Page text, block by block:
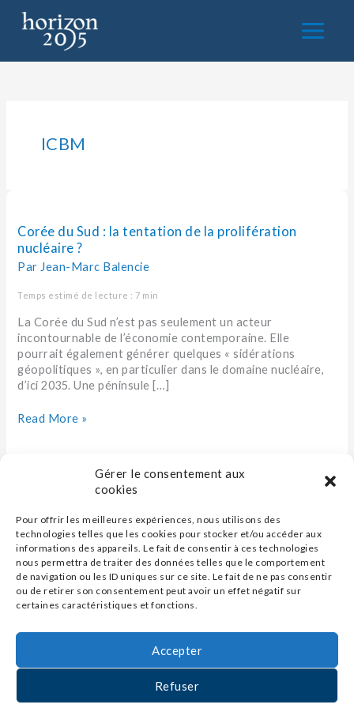
Gérer le consentement aux
cookies
Pour offrir les meilleures expériences, nous utilisons des
technologies telles que les cookies pour stocker et/ou accéder aux
informations des appareils. Le fait de consentir à ces technologies
nous permettra de traiter des données telles que le comportement
de navigation ou les ID uniques sur ce site. Le fait de ne pas consentir
ou de retirer son consentement peut avoir un effet négatif sur
certaines caractéristiques et fonctions.
Accepter
Refuser
contenu
ICBM
Corée du Sud : la tentation de la prolifération
nucléaire ?
Par Jean-Marc Balencie
Temps estimé de lecture : 7 min
La Corée du Sud n’est pas seulement un acteur
incontournable de l’économie contemporaine. Elle
pourrait également générer quelques « sidérations
géopolitiques », en particulier dans le domaine nucléaire,
d’ici 2035. Une péninsule […]
Sud
:
la
tentation
de
prolifération
nucléaire
?
Read More »
Mentions légales